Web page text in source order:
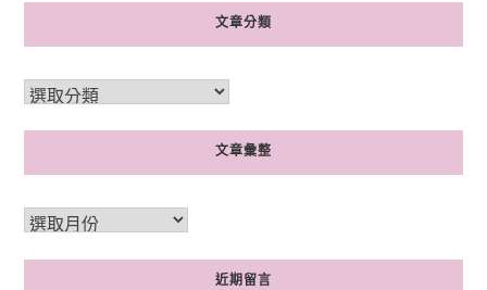
文章分類
文章彙整
近期留言